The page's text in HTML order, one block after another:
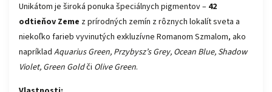
Unikátom je široká ponuka špeciálnych pigmentov – 42
odtieňov Zeme z prírodných zemín z rôznych lokalít sveta a
niekoľko farieb vyvinutých exkluzívne Romanom Szmalom, ako
napríklad Aquarius Green, Przybysz’s Grey, Ocean Blue, Shadow
Violet, Green Goldči Olive Green.